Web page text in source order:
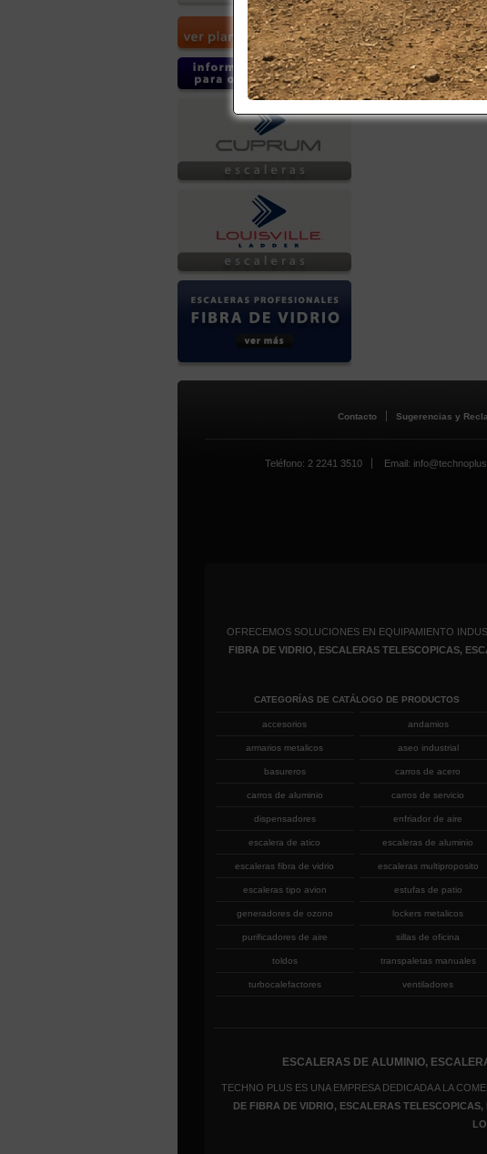
Contacto Sugerencias y
Teléfono: 2 2241 3510 Email:
OFRECEMOS SOLUCIONES EN EQUIPAMIENTO
FIBRA DE VIDRIO, ESCALERAS TELESCOPICAS,
CATEGORÍAS DE CATÁLOGO DE PRODUCTOS
accesorios andamios
armarios metalicos aseo industrial
basureros carros de acero
carros de aluminio carros de servicio
dispensadores enfriador de aire
escalera de atico escaleras de aluminio
escaleras fibra de vidrio escaleras multiproposito
escaleras tipo avion estufas de patio
generadores de ozono lockers metalicos
purificadores de aire sillas de oficina
toldos transpaletas manuales
turbocalefactores ventiladores
ESCALERAS DE ALUMINIO,
TECHNO PLUS ES UNA EMPRESA DEDICADA A LA
DE FIBRA DE VIDRIO, ESCALERAS